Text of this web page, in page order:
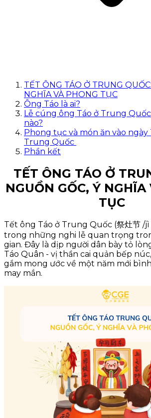
TẾT ÔNG TÁO Ở TRUNG
NGHĨA VÀ PHONG TỤC
Ông Táo là ai?
Lễ cúng ông Táo ở Trung
nào?
Phong tục và món ăn vào ngày
Trung Quốc
Phần kết
TẾT ÔNG TÁO Ở
NGUỒN GỐC, Ý NGHĨA
TỤC
Tết ông Táo ở Trung Quốc (祭灶节 /
trong những nghi lễ quan trọng
gian. Đây là dịp người dân bày tỏ
Táo Quân - vị thần cai quản bếp
gắm mong ước về một năm mới
may mắn.